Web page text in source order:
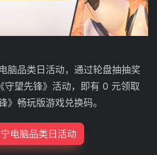
脑品类日活动，通过轮盘抽抽奖
守望先锋》活动，即有 0 元领取
》畅玩版游戏兑换码。
电脑品类日活动